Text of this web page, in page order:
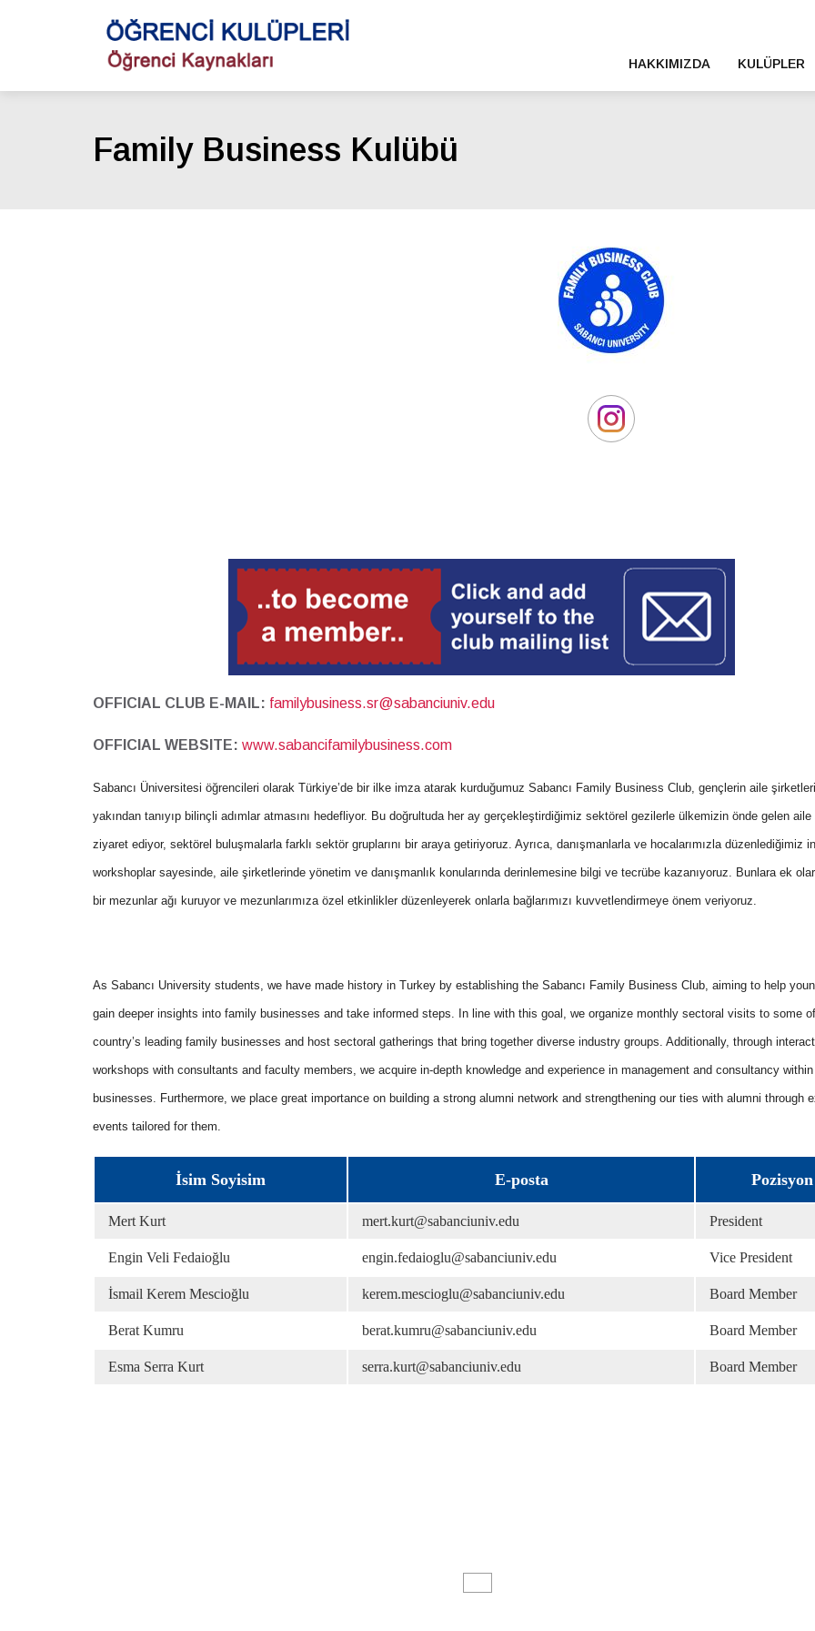
Ana
HAKKIMIZDA KULÜPLER
Family Business Kulübü
OFFICIAL CLUB E-MAIL: familybusiness.sr@sabanciuniv.edu
OFFICIAL WEBSITE: www.sabancifamilybusiness.com
Sabancı Üniversitesi öğrencileri olarak Türkiye’de bir ilke imza atarak kurduğumuz Sabancı Family Business Club, gençlerin aile
yakından tanıyıp bilinçli adımlar atmasını hedefliyor. Bu doğrultuda her ay gerçekleştirdiğimiz sektörel gezilerle ülkemizin önde gelen
ziyaret ediyor, sektörel buluşmalarla farklı sektör gruplarını bir araya getiriyoruz. Ayrıca, danışmanlarla ve hocalarımızla düzenlediğimiz
workshoplar sayesinde, aile şirketlerinde yönetim ve danışmanlık konularında derinlemesine bilgi ve tecrübe kazanıyoruz. Bunlara ek
bir mezunlar ağı kuruyor ve mezunlarımıza özel etkinlikler düzenleyerek onlarla bağlarımızı kuvvetlendirmeye önem veriyoruz.
As Sabancı University students, we have made history in Turkey by establishing the Sabancı Family Business Club, aiming to help
gain deeper insights into family businesses and take informed steps. In line with this goal, we organize monthly sectoral visits to some
country’s leading family businesses and host sectoral gatherings that bring together diverse industry groups. Additionally, through
workshops with consultants and faculty members, we acquire in-depth knowledge and experience in management and consultancy
businesses. Furthermore, we place great importance on building a strong alumni network and strengthening our ties with alumni through
events tailored for them.
İsim Soyisim E-posta Pozisyon
Mert Kurt mert.kurt@sabanciuniv.edu President
Engin Veli Fedaioğlu engin.fedaioglu@sabanciuniv.edu Vice President
İsmail Kerem Mescioğlu kerem.mescioglu@sabanciuniv.edu Board Member
Berat Kumru berat.kumru@sabanciuniv.edu Board Member
Esma Serra Kurt serra.kurt@sabanciuniv.edu Board Member